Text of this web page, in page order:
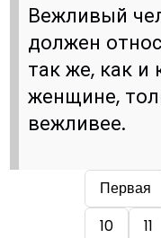
Вежливый
должен
так же, как
женщине,
вежливее.
Первая
10
11